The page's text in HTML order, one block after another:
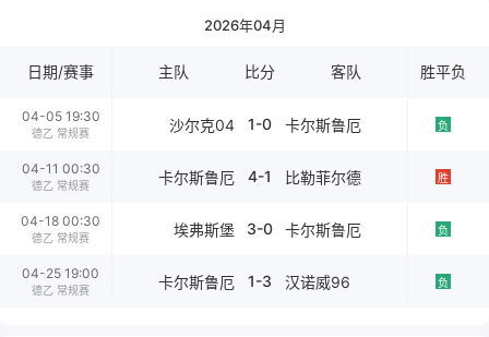
2026年04月
日期/赛事 主队 比分 客队 胜平负
04-05 19:30
德乙 常规赛 沙尔克04 1-0 卡尔斯鲁厄 负
04-11 00:30
德乙 常规赛 卡尔斯鲁厄 4-1 比勒菲尔德 胜
04-18 00:30
德乙 常规赛 埃弗斯堡 3-0 卡尔斯鲁厄 负
04-25 19:00
德乙 常规赛 卡尔斯鲁厄 1-3 汉诺威96 负